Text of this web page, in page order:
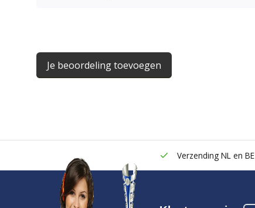
Je beoordeling toevoegen
Verzending NL en BE